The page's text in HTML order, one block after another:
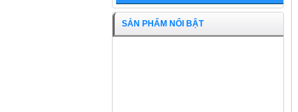
SẢN PHẨM NỔI BẬT